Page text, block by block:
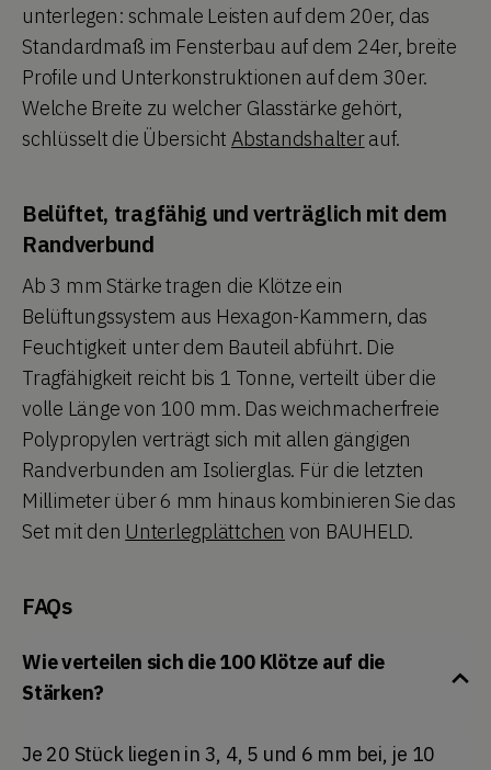
unterlegen: schmale Leisten auf dem 20er, das
Standardmaß im Fensterbau auf dem 24er, breite
Profile und Unterkonstruktionen auf dem 30er.
Welche Breite zu welcher Glasstärke gehört,
schlüsselt die Übersicht Abstandshalterauf.
Belüftet, tragfähig und verträglich mit dem
Randverbund
Ab 3 mm Stärke tragen die Klötze ein
Belüftungssystem aus Hexagon-Kammern, das
Feuchtigkeit unter dem Bauteil abführt. Die
Tragfähigkeit reicht bis 1 Tonne, verteilt über die
volle Länge von 100 mm. Das weichmacherfreie
Polypropylen verträgt sich mit allen gängigen
Randverbunden am Isolierglas. Für die letzten
Millimeter über 6 mm hinaus kombinieren Sie das
Set mit den Unterlegplättchen von BAUHELD.
FAQs
Wie verteilen sich die 100 Klötze auf die
Stärken?
Je 20 Stück liegen in 3, 4, 5 und 6 mm bei, je 10